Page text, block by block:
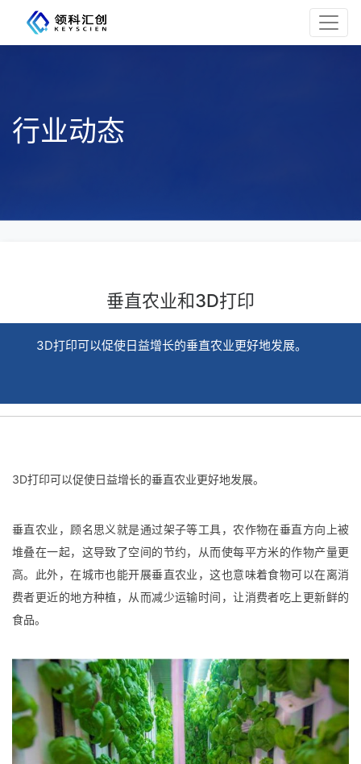
行业动态
垂直农业和3D打印
3D打印可以促使日益增长的垂直农业更好地发展。
3D打印可以促使日益增长的垂直农业更好地发展。
垂直农业，顾名思义就是通过架子等工具，农作物在垂直方向上被
堆叠在一起，这导致了空间的节约，从而使每平方米的作物产量更
高。此外，在城市也能开展垂直农业，这也意味着食物可以在离消
费者更近的地方种植，从而减少运输时间，让消费者吃上更新鲜的
食品。